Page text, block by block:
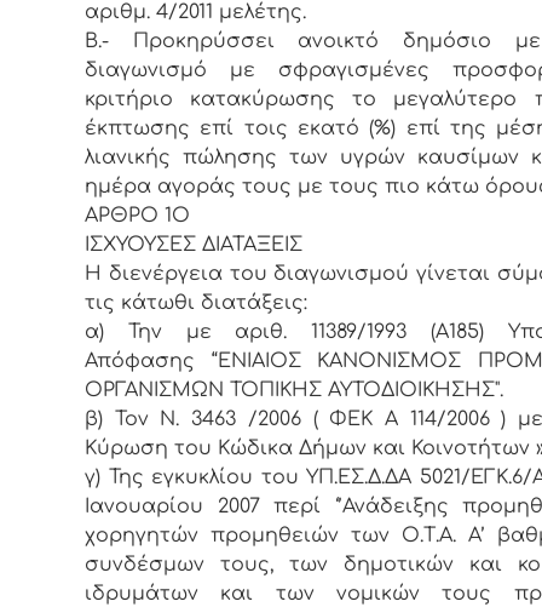
αριθμ. 4/2011 μελέτης.
Β.- Προκηρύσσει ανοικτό δημόσιο
διαγωνισμό με σφραγισμένες
κριτήριο κατακύρωσης το μεγαλύτερο
έκπτωσης επί τοις εκατό (%) επί της
λιανικής πώλησης των υγρών καυσίμων
ημέρα αγοράς τους με τους πιο κάτω
ΑΡΘΡΟ 1Ο
ΙΣΧΥΟΥΣΕΣ ΔΙΑΤΑΞΕΙΣ
Η διενέργεια του διαγωνισμού γίνεται
τις κάτωθι διατάξεις:
α) Την με αριθ. 11389/1993 (Α185)
Απόφασης “ΕΝΙΑΙΟΣ ΚΑΝΟΝΙΣΜΟΣ
ΟΡΓΑΝΙΣΜΩΝ ΤΟΠΙΚΗΣ ΑΥΤΟΔΙΟΙΚΗΣΗΣ".
β) Τον Ν. 3463 /2006 ( ΦΕΚ Α 114/2006 )
Κύρωση του Κώδικα Δήμων και Κοινοτήτων
γ) Της εγκυκλίου του ΥΠ.ΕΣ.Δ.ΔΑ 5021/
Ιανουαρίου 2007 περί ‘’Ανάδειξης
χορηγητών προμηθειών των Ο.Τ.Α. Α’
συνδέσμων τους, των δημοτικών και
ιδρυμάτων και των νομικών τους